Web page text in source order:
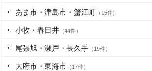
あま市・津島市・蟹江町 （15件）
小牧・春日井 （44件）
尾張旭・瀬戸・長久手 （19件）
大府市・東海市 （17件）